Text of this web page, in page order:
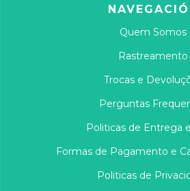
Quem Somos
Rastreamento
Trocas e
Perguntas
Politicas de Entrega
Formas de Pagamento e
Politicas de